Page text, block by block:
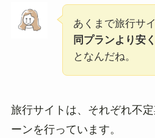
あくまで旅行サ
同プランより安
となんだね。
旅行サイトは、それぞれ不
ーンを行っています。